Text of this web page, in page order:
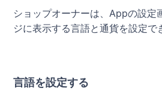
ショップオーナーは、Appの設定
ジに表示する言語と通貨を設定で
言語を設定する